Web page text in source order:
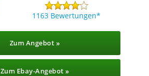
1163 Bewertungen
Zum Angebot »
Zum Ebay-Angebot »